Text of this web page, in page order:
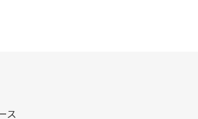
ス